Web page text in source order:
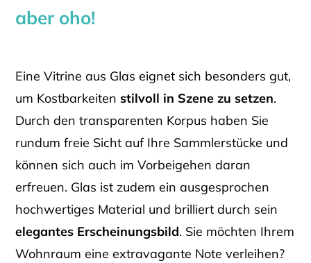
aber oho!
Eine Vitrine aus Glas eignet sich besonders gut,
um Kostbarkeiten stilvoll in Szene zu setzen.
Durch den transparenten Korpus haben Sie
rundum freie Sicht auf Ihre Sammlerstücke und
können sich auch im Vorbeigehen daran
erfreuen. Glas ist zudem ein ausgesprochen
hochwertiges Material und brilliert durch sein
elegantes Erscheinungsbild. Sie möchten Ihrem
Wohnraum eine extravagante Note verleihen?